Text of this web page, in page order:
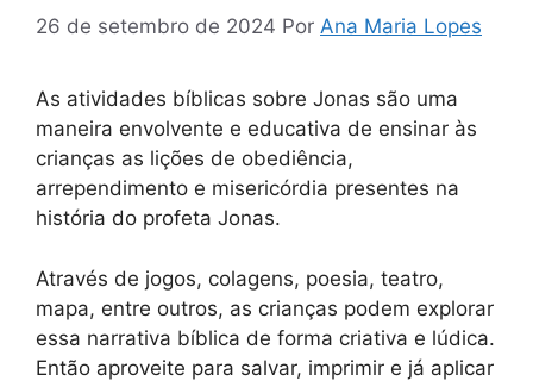
26 de setembro de 2024 Por Ana Maria Lopes
As atividades bíblicas sobre Jonas são uma
maneira envolvente e educativa de ensinar às
crianças as lições de obediência,
arrependimento e misericórdia presentes na
história do profeta Jonas.
Através de jogos, colagens, poesia, teatro,
mapa, entre outros, as crianças podem explorar
essa narrativa bíblica de forma criativa e lúdica.
Então aproveite para salvar, imprimir e já aplicar